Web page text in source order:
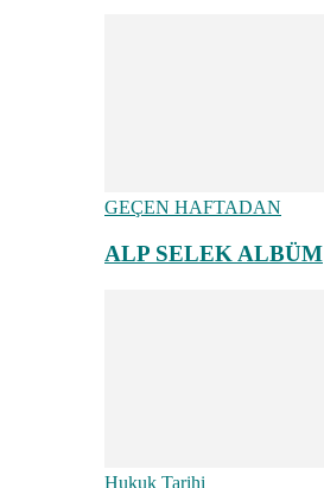
GEÇEN HAFTADAN
ALP SELEK ALBÜM
Hukuk Tarihi